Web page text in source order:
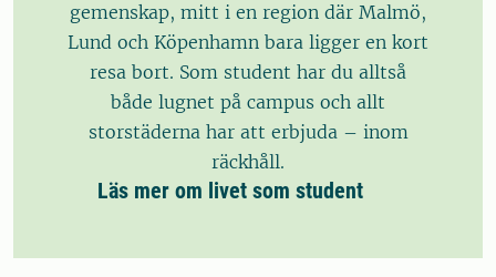
gemenskap, mitt i en region där Malmö,
Lund och Köpenhamn bara ligger en kort
resa bort. Som student har du alltså
både lugnet på campus och allt
storstäderna har att erbjuda – inom
räckhåll.
Läs mer om livet som student